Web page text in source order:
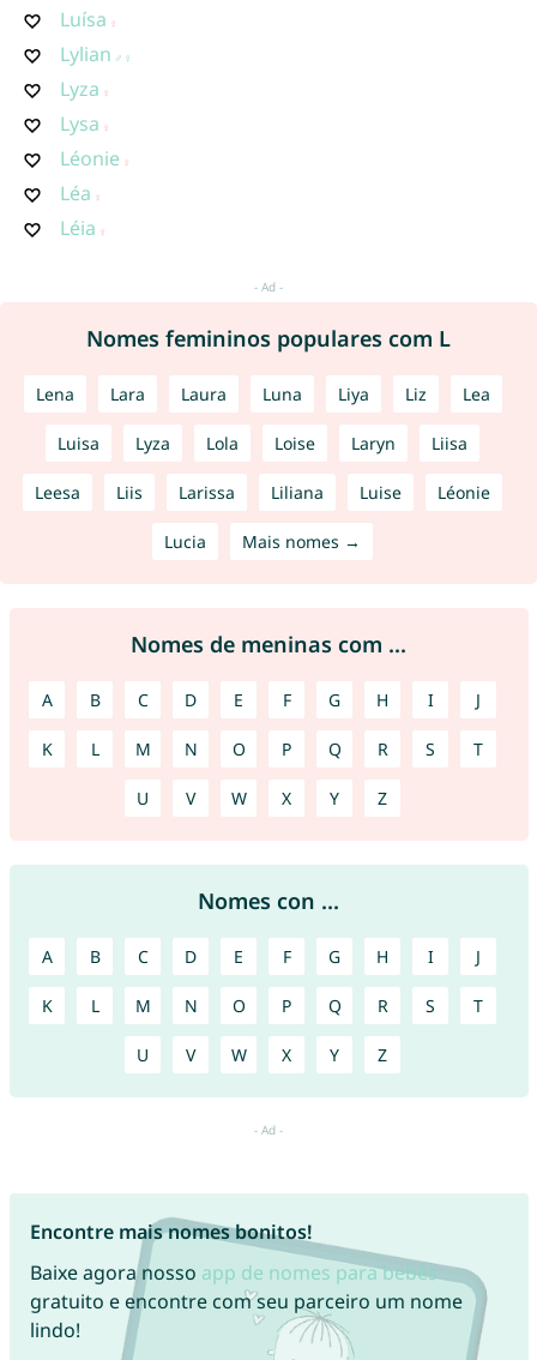
Luísa
Lylian
Lyza
Lysa
Léonie
Léa
Léia
Nomes femininos populares com L
Lena Lara Laura Luna Liya Liz Lea
Luisa Lyza Lola Loise Laryn Liisa
Leesa Liis Larissa Liliana Luise Léonie
Lucia Mais nomes →
Nomes de meninas com ...
A B C D E F G H I J
K L M N O P Q R S T
U V W X Y Z
Nomes con ...
A B C D E F G H I J
K L M N O P Q R S T
U V W X Y Z
Encontre mais nomes bonitos!
Baixe agora nosso app de nomes para bebês
gratuito e encontre com seu parceiro um nome
lindo!